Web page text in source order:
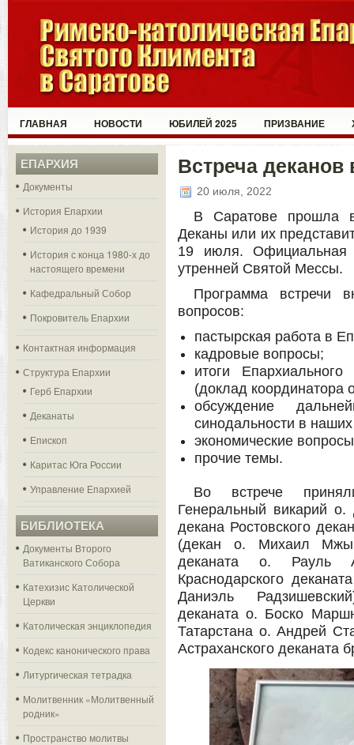
ГЛАВНАЯ НОВОСТИ ЮБИЛЕЙ 2025 ПРИЗВАНИЕ
ЕПАРХИЯ
Документы
История Епархии
История до 1939
История с конца 1980-х до
настоящего времени
Кафедральный Собор
Покровитель Епархии
Контактная информация
Структура Епархии
Герб Епархии
Деканаты
Епископ
Каритас Юга России
Управление Епархией
БИБЛИОТЕКА
Документы Второго
Ватиканского Собора
Катехизис Католической
Церкви
Католическая энциклопедия
Кодекс канонического права
Литургическая тетрадка
Молитвенник «Молитвенный
родник»
Пространство молитвы
Встреча деканов
20 июля, 2022
В Саратове прошла
Деканы или их
19 июля. Официальная
утренней Святой Мессы.
Программа встречи
вопросов:
пастырская работа в
кадровые вопросы;
итоги
(доклад координатора
обсуждение
синодальности в
экономические
прочие темы.
Во встрече
Генеральный викарий о.
декана Ростовского
(декан о. Михаил
деканата о. Рауль
Краснодарского
Даниэль
деканата о. Боско
Татарстана о. Андрей
Астраханского деканата